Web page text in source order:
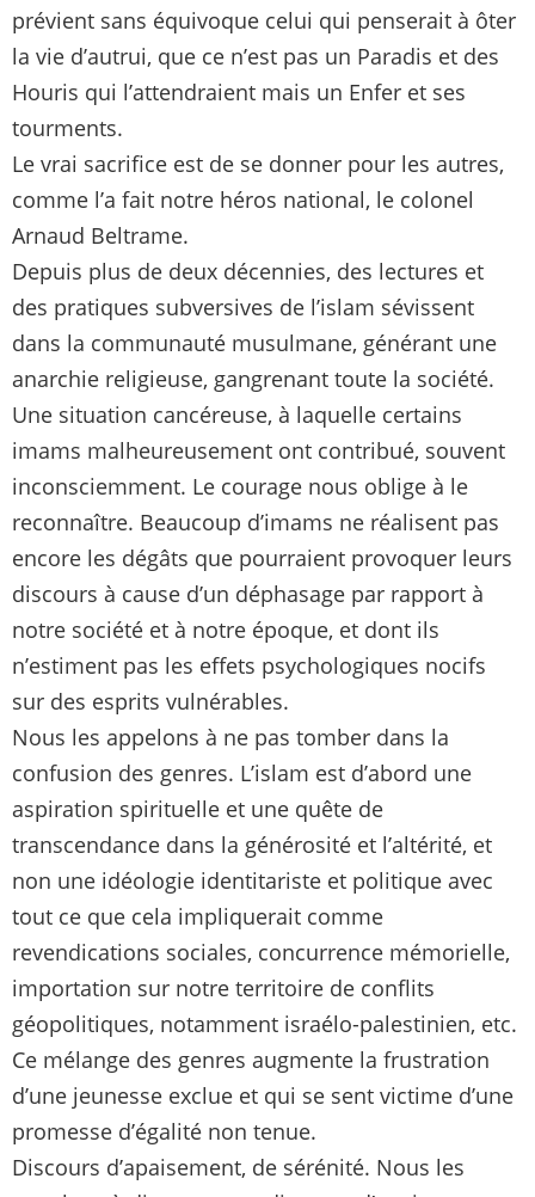
prévient sans équivoque celui qui penserait à ôter
la vie d’autrui, que ce n’est pas un Paradis et des
Houris qui l’attendraient mais un Enfer et ses
tourments.
Le vrai sacrifice est de se donner pour les autres,
comme l’a fait notre héros national, le colonel
Arnaud Beltrame.
Depuis plus de deux décennies, des lectures et
des pratiques subversives de l’islam sévissent
dans la communauté musulmane, générant une
anarchie religieuse, gangrenant toute la société.
Une situation cancéreuse, à laquelle certains
imams malheureusement ont contribué, souvent
inconsciemment. Le courage nous oblige à le
reconnaître. Beaucoup d’imams ne réalisent pas
encore les dégâts que pourraient provoquer leurs
discours à cause d’un déphasage par rapport à
notre société et à notre époque, et dont ils
n’estiment pas les effets psychologiques nocifs
sur des esprits vulnérables.
Nous les appelons à ne pas tomber dans la
confusion des genres. L’islam est d’abord une
aspiration spirituelle et une quête de
transcendance dans la générosité et l’altérité, et
non une idéologie identitariste et politique avec
tout ce que cela impliquerait comme
revendications sociales, concurrence mémorielle,
importation sur notre territoire de conflits
géopolitiques, notamment israélo-palestinien, etc.
Ce mélange des genres augmente la frustration
d’une jeunesse exclue et qui se sent victime d’une
promesse d’égalité non tenue.
Discours d’apaisement, de sérénité. Nous les